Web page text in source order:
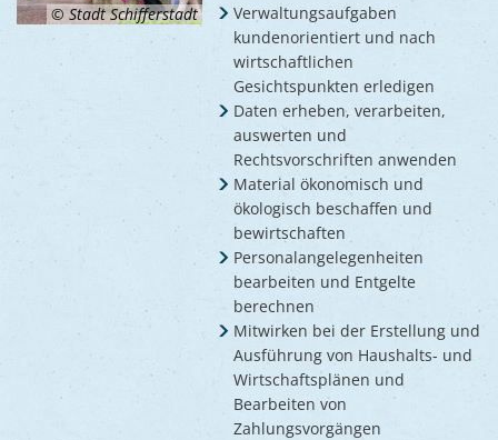
© Stadt Schifferstadt
Verwaltungsaufgaben
kundenorientiert und nach
wirtschaftlichen
Gesichtspunkten erledigen
Daten erheben, verarbeiten,
auswerten und
Rechtsvorschriften anwenden
Material ökonomisch und
ökologisch beschaffen und
bewirtschaften
Personalangelegenheiten
bearbeiten und Entgelte
berechnen
Mitwirken bei der Erstellung und
Ausführung von Haushalts- und
Wirtschaftsplänen und
Bearbeiten von
Zahlungsvorgängen